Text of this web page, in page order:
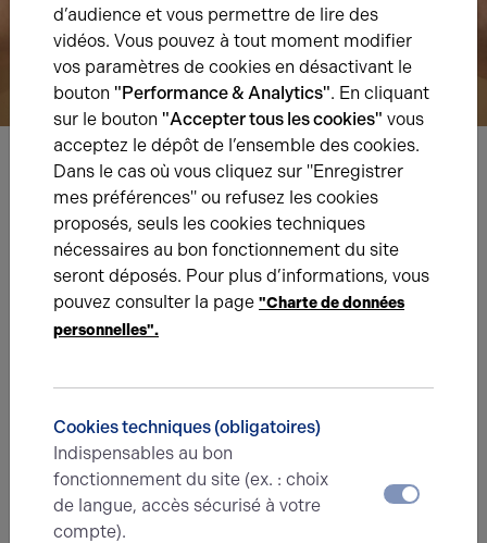
Nous avons hâte de vous lire,
prenez contact !
Nom*
E-mail*
d’audience et vous permettre de lire des
vidéos. Vous pouvez à tout moment modifier
vos paramètres de cookies en désactivant le
bouton "Performance & Analytics". En cliquant
sur le bouton "Accepter tous les cookies" vous
acceptez le dépôt de l’ensemble des cookies.
Dans le cas où vous cliquez sur "Enregistrer
mes préférences" ou refusez les cookies
proposés, seuls les cookies techniques
nécessaires au bon fonctionnement du site
seront déposés. Pour plus d’informations, vous
pouvez consulter la page "Charte de données
personnelles".
Cookies techniques (obligatoires)
Indispensables au bon
fonctionnement du site (ex. : choix
de langue, accès sécurisé à votre
compte).